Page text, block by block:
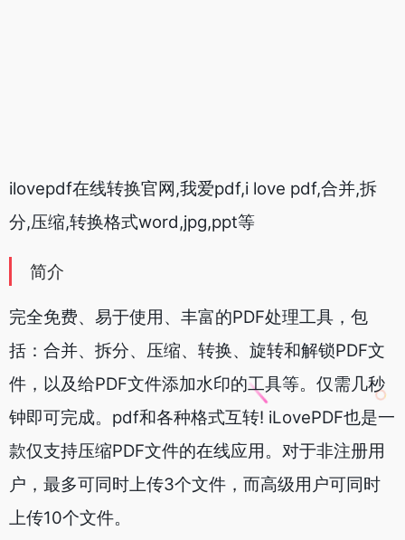
ilovepdf在线转换官网,我爱pdf,i love pdf,合并,拆
分,压缩,转换格式word,jpg,ppt等
简介
完全免费、易于使用、丰富的PDF处理工具，包
括：合并、拆分、压缩、转换、旋转和解锁PDF文
件，以及给PDF文件添加水印的工具等。仅需几秒
钟即可完成。pdf和各种格式互转! iLovePDF也是一
款仅支持压缩PDF文件的在线应用。对于非注册用
户，最多可同时上传3个文件，而高级用户可同时
上传10个文件。